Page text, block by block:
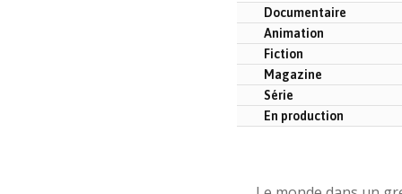
Documentaire
Animation
Fiction
Magazine
Série
En production